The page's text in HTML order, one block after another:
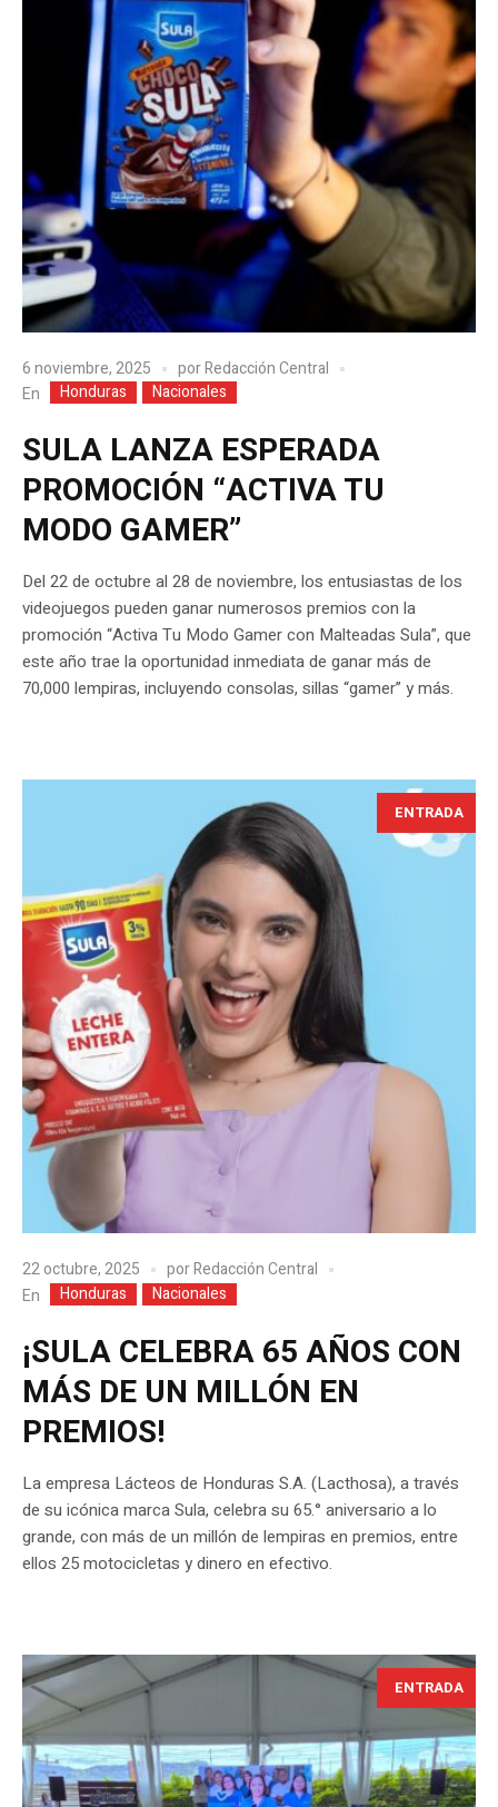
6 noviembre, 2025 porRedacción Central
En
Honduras Nacionales
SULA LANZA ESPERADA
PROMOCIÓN “ACTIVA TU
MODO GAMER”
Del 22 de octubre al 28 de noviembre, los entusiastas de los
videojuegos pueden ganar numerosos premios con la
promoción “Activa Tu Modo Gamer con Malteadas Sula”, que
este año trae la oportunidad inmediata de ganar más de
70,000 lempiras, incluyendo consolas, sillas “gamer” y más.
ENTRADA
22 octubre, 2025 porRedacción Central
En
Honduras Nacionales
¡SULA CELEBRA 65 AÑOS CON
MÁS DE UN MILLÓN EN
PREMIOS!
La empresa Lácteos de Honduras S.A. (Lacthosa), a través
de su icónica marca Sula, celebra su 65.° aniversario a lo
grande, con más de un millón de lempiras en premios, entre
ellos 25 motocicletas y dinero en efectivo.
ENTRADA